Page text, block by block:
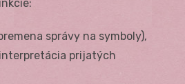
správy na symboly),
prijatých